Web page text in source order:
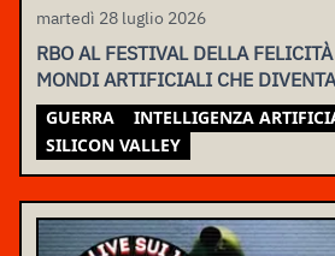
martedì 28 luglio 2026
RBO AL FESTIVAL DELLA
MONDI ARTIFICIALI CHE
GUERRA
INTELLIGENZA
SILICON VALLEY